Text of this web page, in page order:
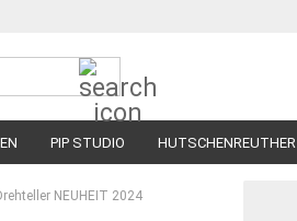
PIP STUDIO HUTSCHENREUTHER
NEUHEIT 2024